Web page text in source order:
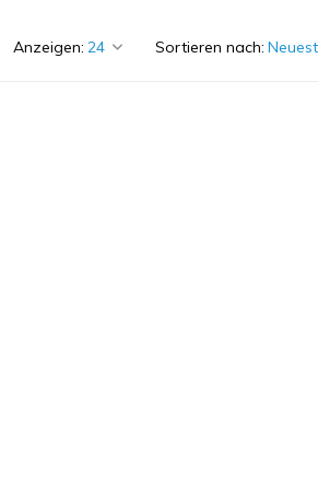
Anzeigen: Sortieren nach: